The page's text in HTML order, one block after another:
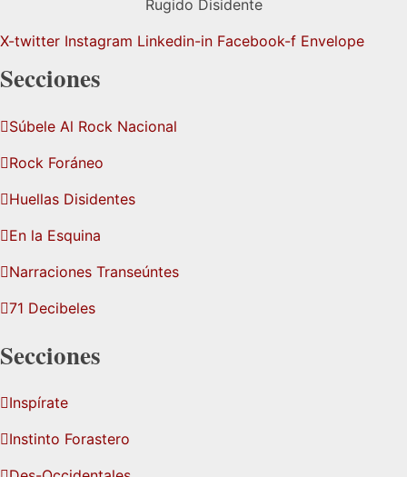
Rugido Disidente
X-twitter Instagram Linkedin-in Facebook-f Envelope
Secciones
Súbele Al Rock Nacional
Rock Foráneo
Huellas Disidentes
En la Esquina
Narraciones Transeúntes
71 Decibeles
Secciones
Inspírate
Instinto Forastero